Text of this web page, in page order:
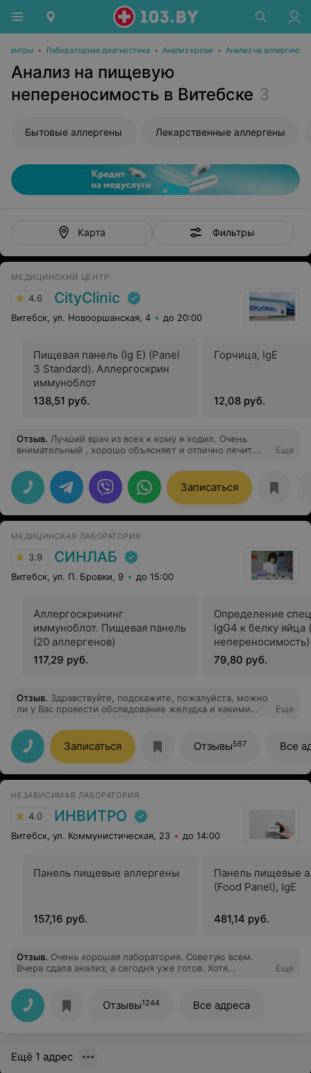
центры • Лабораторная диагностика • Анализ крови • Анализ на аллергию
Анализ на пищевую
непереносимость в Витебске 3
Бытовые аллергены Лекарственные аллергены
Карта Фильтры
МЕДИЦИНСКИЙ ЦЕНТР
4.6 CityClinic
Витебск, ул. Новооршанская, 4 до 20:00
Пищевая панель (Ig E) (Panel
3 Standard). Аллергоскрин
иммуноблот
138,51 руб.
Горчица, IgE
12,08 руб.
Отзыв. Лучший врач из всех к кому я ходил. Очень
внимательный , хорошо объясняет и отлично лечит.
это самый лучший. Если хотите ходить здоровым ,то
только к Гайко Виктор Иванович. До этого лечил
колени у других врачей и никто толком ничего сказать
не мог и назначить правильное лечение, ходил
мучился. Попал на прием к Гайко и он быстро мне все
Еще
Записаться
МЕДИЦИНСКАЯ ЛАБОРАТОРИЯ
3.9 СИНЛАБ
Витебск, ул. П. Бровки, 9 до 15:00
Аллергоскрининг
иммуноблот. Пищевая панель
(20 аллергенов)
117,29 руб.
Определение
IgG4 к белку яйца
непереносимость)
79,80 руб.
Отзыв. Здравствуйте, подскажите, пожалуйста, можно
ли у Вас провести обследование желудка и какими
Еще
Записаться Отзывы567 Все
НЕЗАВИСИМАЯ ЛАБОРАТОРИЯ
4.0 ИНВИТРО
Витебск, ул. Коммунистическая, 23 до 14:00
Панель пищевые аллергены
157,16 руб.
Панель пищевые
(Food Panel), IgE
481,14 руб.
Отзыв. Очень хорошая лаборатория. Советую всем.
Вчера сдала анализ, а сегодня уже готов. Хотя
Вообщем всё супер.
Еще
Отзывы1244 Все адреса
Ещё 1 адрес